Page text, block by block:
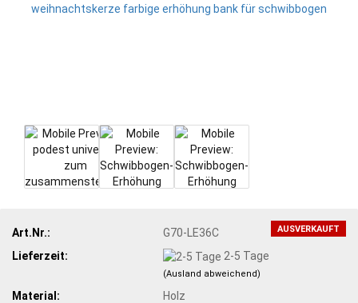
AUSVERKAUFT
Art.Nr.:
G70-LE36C
Lieferzeit:
2-5 Tage
(Ausland abweichend)
Material:
Holz